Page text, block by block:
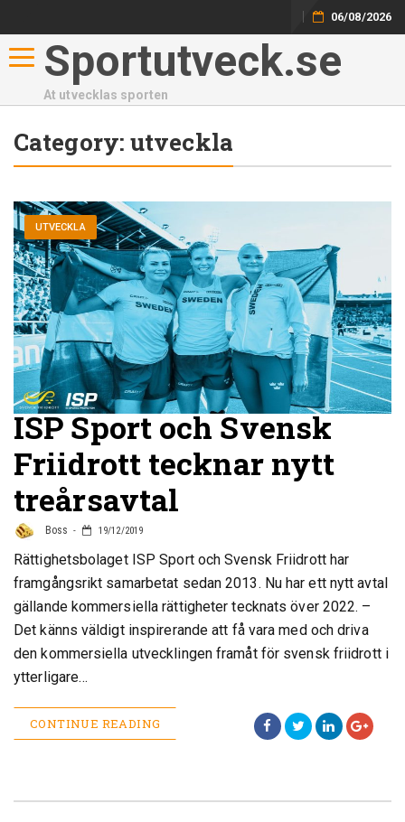
06/08/2026
Toggle navigation
Sportutveck.se
At utvecklas sporten
Category: utveckla
UTVECKLA
ISP Sport och Svensk
Friidrott tecknar nytt
treårsavtal
Boss 19/12/2019
Rättighetsbolaget ISP Sport och Svensk Friidrott har
framgångsrikt samarbetat sedan 2013. Nu har ett nytt avtal
gällande kommersiella rättigheter tecknats över 2022. –
Det känns väldigt inspirerande att få vara med och driva
den kommersiella utvecklingen framåt för svensk friidrott i
ytterligare…
CONTINUE READING